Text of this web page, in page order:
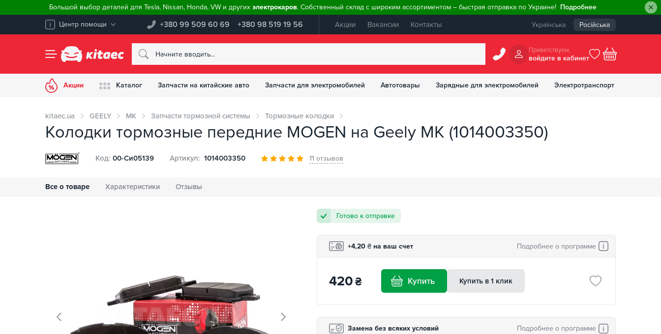
Большой выбор деталей для Tesla, Nissan, Honda, VW и других электрокаров. Собственный склад с широким ассортиментом – быстрая отправка по Украине! Подробнее
Центр помощи +380 99 509 60 69 +380 98 519 19 56 Акции Вакансии Контакты Українська Російська
Приветствуем,
войдите в кабинет
Акции Каталог Запчасти на китайские авто Запчасти для электромобилей Автотовары Зарядные для электромобилей Электротранспорт
kitaec.ua GEELY MK Запчасти тормозной системы Тормозные колодки
Колодки тормозные передние MOGEN на Geely MK (1014003350)
Все о товаре Характеристики Отзывы
11 отзывов
Код: 00-Си05139 Артикул: 1014003350
Готово к отправке
+4,20 ₴ на ваш счет Подробнее о программе
420₴ Купить Купить в 1 клик
Замена без всяких условий Подробнее о программе